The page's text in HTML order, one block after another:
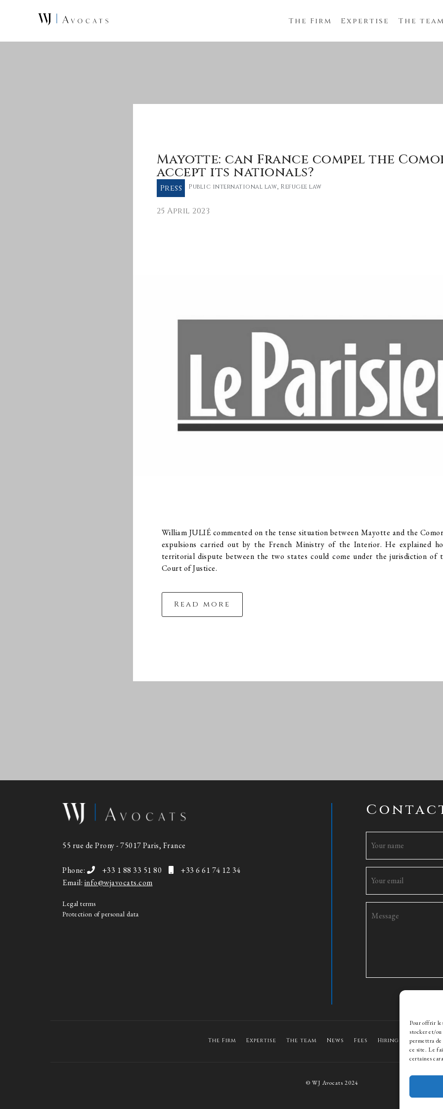
Pour offrir
stocker et/
permettra
ce site. Le
certaines
The Firm Expertise The
Mayotte: can France compel the
accept its nationals?
Press Public international law, Refugee law
25 April 2023
William JULIÉ commented on the tense situation between Mayotte and the
expulsions carried out by the French Ministry of the Interior. He explained
territorial dispute between the two states could come under the jurisdiction of
Court of Justice.
Read more
55 rue de Prony - 75017 Paris, France
Phone: +33 1 88 33 51 80
+33 6 61 74 12 34
Email: info@wjavocats.com
Legal terms
Protection of personal data
The Firm Expertise The team News Fees Hiring Contact
© WJ Avocats 2024